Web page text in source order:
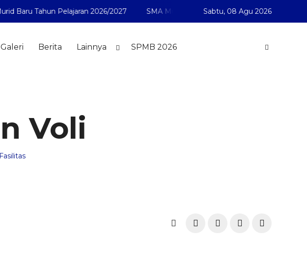
Tahun Pelajaran 2026/2027 SMA Muhammadiyah 1 Pontianak telah
Sabtu, 08 Agu 2026
Galeri Berita Lainnya SPMB 2026
Voli
Fasilitas